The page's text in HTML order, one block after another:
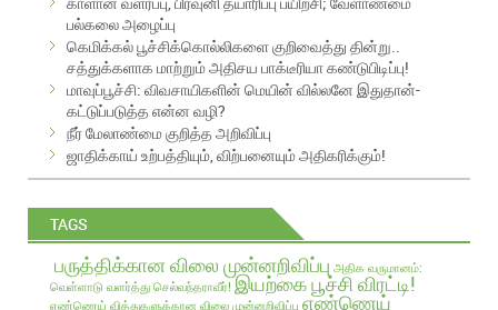
பல்கலை அழைப்பு
கெமிக்கல் பூச்சிக்கொல்லிகளை குறிவைத்து தின்று..
சத்துக்களாக மாற்றும் அதிசய பாக்டீரியா கண்டுபிடிப்பு!
மாவுப்பூச்சி: விவசாயிகளின் மெயின் வில்லனே இதுதான்-
கட்டுப்படுத்த என்ன வழி?
நீர் மேலாண்மை குறித்த அறிவிப்பு
ஜாதிக்காய் உற்பத்தியும், விற்பனையும் அதிகரிக்கும்!
TAGS
பருத்திக்கான விலை முன்னறிவிப்பு அதிக வருமானம்:
வெள்ளாடு வளர்த்து செல்வந்தராவீர்! இயற்கை பூச்சி விரட்டி!
எண்ணெய் வித்துகளுக்கான விலை முன்னறிவிப்பு எண்ணெய்